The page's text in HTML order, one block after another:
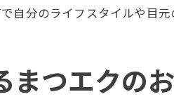
自分のライフスタイルや目
まつエクの